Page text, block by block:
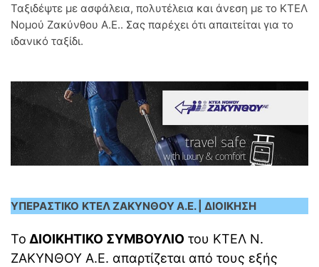
Ταξιδέψτε με ασφάλεια, πολυτέλεια και άνεση με το ΚΤΕΛ
Νομού Ζακύνθου Α.Ε.. Σας παρέχει ότι απαιτείται για το
ιδανικό ταξίδι.
ΥΠΕΡΑΣΤΙΚΟ ΚΤΕΛ ΖΑΚΥΝΘΟΥ Α.Ε. | ΔΙΟΙΚΗΣΗ
Το ΔΙΟΙΚΗΤΙΚΟ ΣΥΜΒΟΥΛΙΟ του ΚΤΕΛ Ν.
ΖΑΚΥΝΘΟΥ Α.Ε. απαρτίζεται από τους εξής